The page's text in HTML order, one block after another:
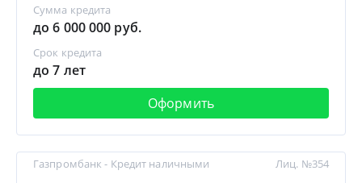
Сумма кредита
до 6 000 000 руб.
Срок кредита
до 7 лет
Оформить
Газпромбанк - Кредит наличными Лиц. №354